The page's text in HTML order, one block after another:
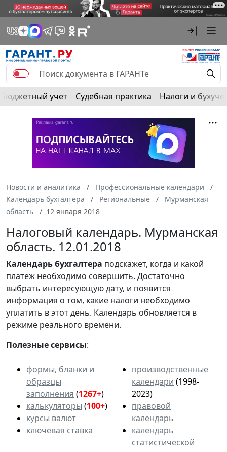
Бюджетный учет Судебная практика Налоги и
Новости и аналитика
Профессиональные календари
Календарь бухгалтера
Региональные
Мурманская
область
12 января 2018
Налоговый календарь. Мурманская
область. 12.01.2018
Календарьбухгалтера подскажет, когда и какой
платеж необходимо совершить. Достаточно
выбрать интересующую дату, и появится
информация о том, какие налоги необходимо
уплатить в этот день. Календарь обновляется в
режиме реального времени.
Полезные сервисы:
формы, бланки и
образцы
заполнения (1267+)
калькуляторы (100+)
курсы валют
ключевая ставка
производственные
календари (1998-
2023)
правовой
календарь
календарь
статистической